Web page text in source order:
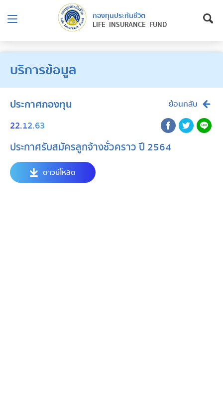
กองทุนประกันชีวิต
LIFE INSURANCE FUND
บริการข้อมูล
ประกาศกองทุน ย้อนกลับ
22.12.63
ประกาศรับสมัครลูกจ้างชั่วคราว ปี 2564
ดาวน์โหลด